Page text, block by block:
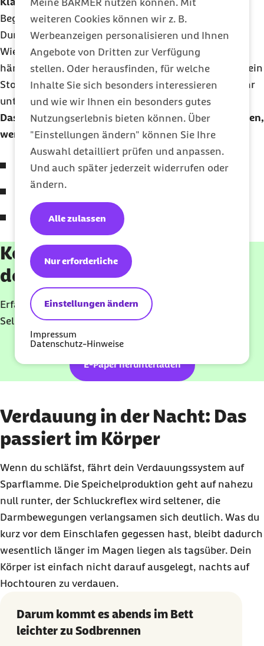
Meine BARMER nutzen können. Mit
weiteren Cookies können wir z. B.
Werbeanzeigen personalisieren und Ihnen
Angebote von Dritten zur Verfügung
stellen. Oder herausfinden, für welche
Inhalte Sie sich besonders interessieren
und wie wir Ihnen ein besonders gutes
Nutzungserlebnis bieten können. Über
"Einstellungen ändern" können Sie Ihre
Auswahl detailliert prüfen und anpassen.
Und auch später jederzeit widerrufen oder
ändern.
Einstellungen ändern
Nur erforderliche
Alle zulassen
Impressum
Datenschutz-Hinweise
Begleitung im Bett, weder beim Ein- noch beim
Durchschlafen.
Wie gut das abendliche Fasten für dich funktioniert,
hängt stark davon ab, wie dein Tag aussah und wie dein
Stoffwechsel tickt. Die Effekte können individuell sehr
unterschiedlich ausfallen.
Das
Skippendes Abendessens funktioniert am besten,
wenn:
du tagsüber bereits ausreichend gegessen hast
dein Tagesrhythmus stabil ist
du keinen intensiven Sport am Abend gemacht
hast
Kostenloses E-Paper für
deinen 7-Tage-Schlaf-Reset
Erfahre, wie du deine Schlafprobleme loswirst – mit
Selbst-
Check, SOS-Plan und echten
E-Paper herunterladen
Verdauung in der Nacht: Das
passiert im Körper
Wenn du schläfst, fährt dein Verdauungssystem auf
Sparflamme. Die Speichelproduktion geht auf nahezu
null runter, der Schluckreflex wird seltener, die
Darmbewegungen verlangsamen sich deutlich. Was du
kurz vor dem Einschlafen gegessen hast, bleibt dadurch
wesentlich länger im Magen liegen als tagsüber. Dein
Körper ist einfach nicht darauf ausgelegt, nachts auf
Hochtouren zu verdauen.
Darum kommt es abends im Bett
leichter zu Sodbrennen